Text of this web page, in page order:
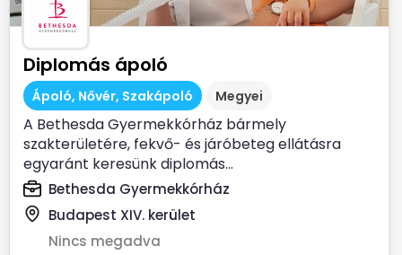
Diplomás ápoló
Ápoló, Nővér, Szakápoló Megyei
A Bethesda Gyermekkórház bármely
szakterületére, fekvő- és járóbeteg ellátásra
egyaránt keresünk diplomás...
Bethesda Gyermekkórház
Budapest XIV. kerület
Nincs megadva